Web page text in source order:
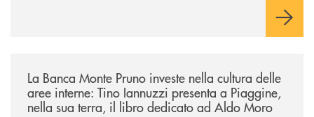
La Banca Monte Pruno investe nella cultura delle
aree interne: Tino Iannuzzi presenta a Piaggine,
nella sua terra, il libro dedicato ad Aldo Moro